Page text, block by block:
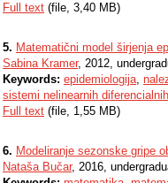
Full text (file, 3,40 MB)
5. Matematični model širjenja
Sabina Kramer, 2012,
Keywords: epidemiologija,
sistemi nelinearnih
Full text (file, 1,55 MB)
6. Modeliranje sezonske gripe
Nataša Bučar, 2016,